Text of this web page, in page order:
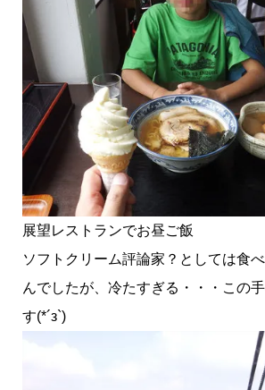
展望レストランでお昼ご飯
ソフトクリーム評論家？としては食
んでしたが、冷たすぎる・・・この
す(*´з`)